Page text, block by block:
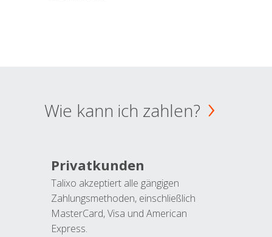
Wie kann ich zahlen?
Privatkunden
Talixo akzeptiert alle gängigen
Zahlungsmethoden, einschließlich
MasterCard, Visa und American
Express.